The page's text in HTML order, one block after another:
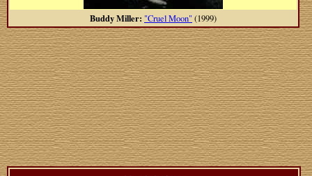
Buddy Miller: "Cruel Moon" (1999)